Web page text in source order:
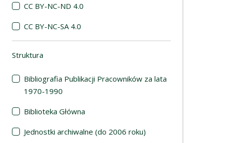
CC BY-NC-ND 4.0
CC BY-NC-SA 4.0
Struktura
Bibliografia Publikacji Pracowników za lata
1970-1990
Biblioteka Główna
Jednostki archiwalne (do 2006 roku)